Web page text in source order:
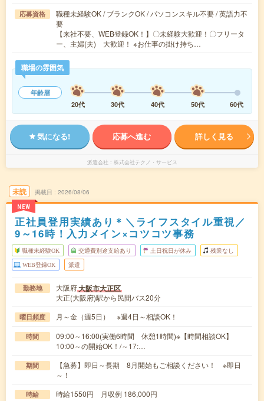
応募資格
職種未経験OK / ブランクOK / パソコンスキル不要 / 英語力不
要
【来社不要、WEB登録OK！】〇未経験大歓迎！〇フリータ
ー、主婦(夫) 大歓迎！ ※お仕事の掛け持ち…
職場の雰囲気
年齢層
20代
30代 40代 50代 60代
気になる! 応募へ進む 詳しく見る
派遣会社 株式会社テクノ・サービス
未読
NEW
掲載日 2026/08/06
正社員登用実績あり＊＼ライフスタイル重視／
9～16時！入力メイン×コツコツ事務
職種未経験OK 交通費別途支給あり 土日祝日が休み 残業なし
WEB登録OK 派遣
勤務地 大阪府大阪市大正区
大正(大阪府)駅から民間バス20分
曜日頻度 月～金（週5日） ※週4日～相談OK！
時間
09:00～16:00(実働6時間 休憩1時間)※【時間相談OK】
10:00～の開始OK！/～17:…
期間
【急募】即日～長期 8月開始もご相談ください！ ※即日
～！
時給 時給1550円 月収例 186,000円